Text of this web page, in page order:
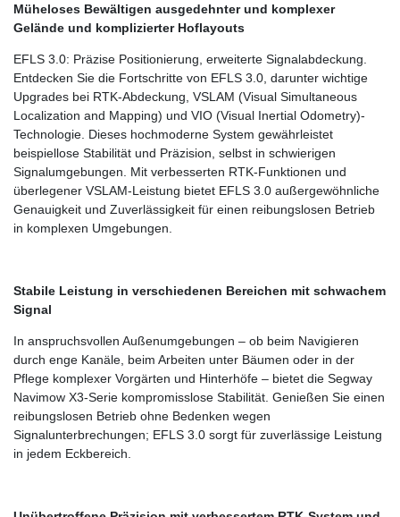
Müheloses Bewältigen ausgedehnter und komplexer
Gelände und komplizierter Hoflayouts
EFLS 3.0: Präzise Positionierung, erweiterte Signalabdeckung.
Entdecken Sie die Fortschritte von EFLS 3.0, darunter wichtige
Upgrades bei RTK-Abdeckung, VSLAM (Visual Simultaneous
Localization and Mapping) und VIO (Visual Inertial Odometry)-
Technologie. Dieses hochmoderne System gewährleistet
beispiellose Stabilität und Präzision, selbst in schwierigen
Signalumgebungen. Mit verbesserten RTK-Funktionen und
überlegener VSLAM-Leistung bietet EFLS 3.0 außergewöhnliche
Genauigkeit und Zuverlässigkeit für einen reibungslosen Betrieb
in komplexen Umgebungen.
Stabile Leistung in verschiedenen Bereichen mit schwachem
Signal
In anspruchsvollen Außenumgebungen – ob beim Navigieren
durch enge Kanäle, beim Arbeiten unter Bäumen oder in der
Pflege komplexer Vorgärten und Hinterhöfe – bietet die Segway
Navimow X3-Serie kompromisslose Stabilität. Genießen Sie einen
reibungslosen Betrieb ohne Bedenken wegen
Signalunterbrechungen; EFLS 3.0 sorgt für zuverlässige Leistung
in jedem Eckbereich.